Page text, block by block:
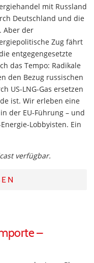
mit Russland
Deutschland und die
Aber der
Zug fährt
entgegengesetzte
das Tempo: Radikale
den Bezug russischen
US-LNG-Gas ersetzen
ist. Wir erleben eine
der EU-Führung – und
Lobbyisten. Ein
verfügbar.
–